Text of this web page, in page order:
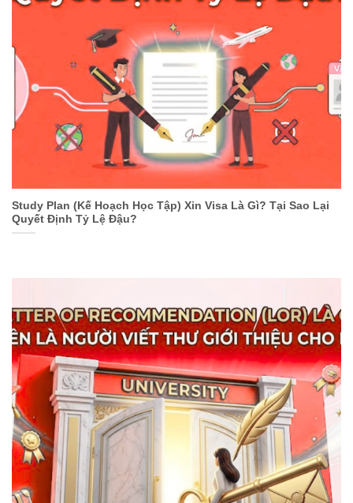
Study Plan (Kế Hoạch Học Tập) Xin Visa Là Gì? Tại Sao Lại
Quyết Định Tỷ Lệ Đậu?